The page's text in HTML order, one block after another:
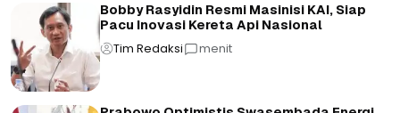
Bobby Rasyidin Resmi Masinisi KAI, Siap
Pacu Inovasi Kereta Api Nasional
Tim Redaksi menit